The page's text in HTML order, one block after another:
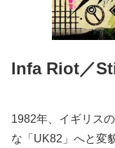
Infa Riot／
1982年、イギリス
な「UK82」へと変